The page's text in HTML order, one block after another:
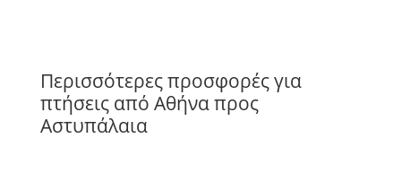
Περισσότερες προσφορές για
πτήσεις από Αθήνα προς
Αστυπάλαια